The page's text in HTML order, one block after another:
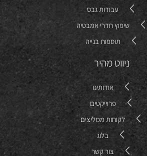
עבודות גבס
שיפוץ חדרי אמבטיה
תוספות בנייה
ניווט מהיר
אודותינו
פרוייקטים
לקוחות ממליצים
בלוג
צור קשר